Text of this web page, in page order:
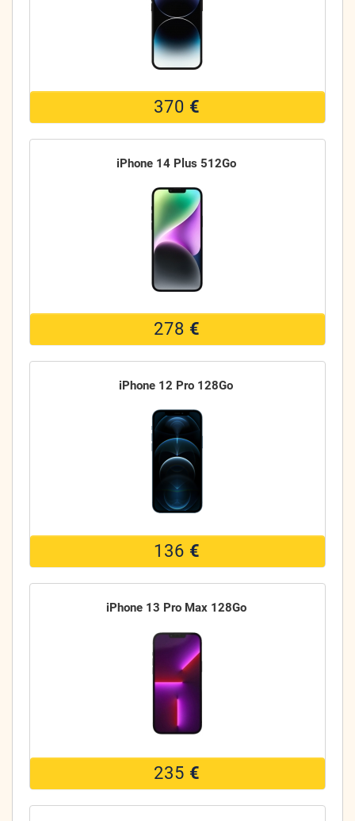
370 €
iPhone 14 Plus 512Go
278 €
iPhone 12 Pro 128Go
136 €
iPhone 13 Pro Max 128Go
235 €